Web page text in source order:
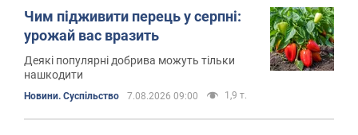
Чим підживити перець у серпні:
урожай вас вразить
Деякі популярні добрива можуть тільки
нашкодити
Новини. Суспільство 7.08.2026 09:00 1,9 т.